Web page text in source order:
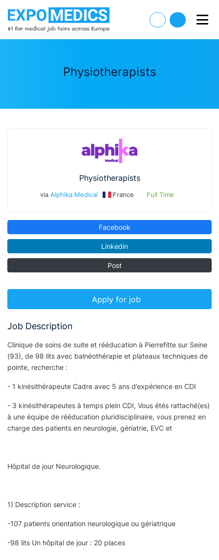
Physiotherapists
Physiotherapists
via Alphika Medical France Full Time
Facebook
Linkedin
Post
Apply for job
Job Description
Clinique de soins de suite et rééducation à Pierrefitte sur Seine
(93), de 98 lits avec balnéothérapie et plateaux techniques de
pointe, recherche :
- 1 kinésithérapeute Cadre avec 5 ans d’expérience en CDI
- 3 kinésithérapeutes à temps plein CDI, Vous étés rattaché(es)
à une équipe de rééducation pluridisciplinaire, vous prenez en
charge des patients en neurologie, gériatrie, EVC et
Hôpital de jour Neurologique.
1) Description service :
-107 patients orientation neurologique ou gériatrique
-98 lits Un hôpital de jour : 20 places